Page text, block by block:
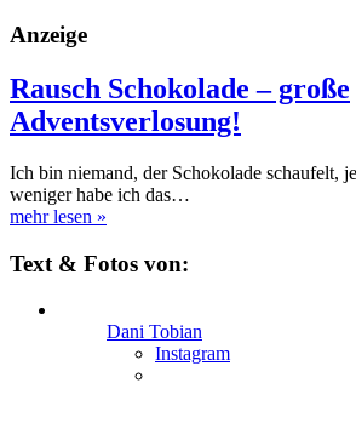
Anzeige
Rausch Schokolade – große
Adventsverlosung!
Ich bin niemand, der Schokolade schaufelt,
weniger habe ich das…
mehr lesen »
Text & Fotos von:
Dani Tobian
Instagram